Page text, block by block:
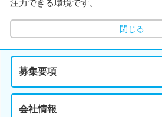
注力できる環境です。
閉じる
募集要項
会社情報